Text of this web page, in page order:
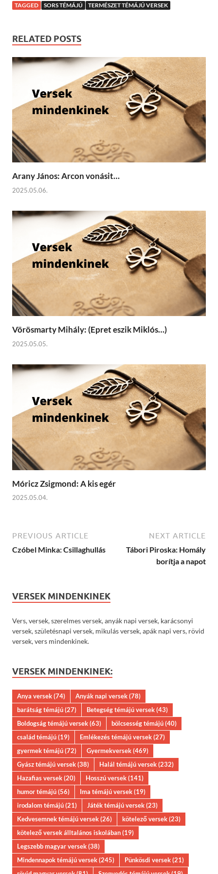
TAGGED SORS TÉMÁJÚ TERMÉSZET TÉMÁJÚ VERSEK
RELATED POSTS
Arany János: Arcon vonásit…
2025.05.06.
Vörösmarty Mihály: (Epret eszik Miklós…)
2025.05.05.
Móricz Zsigmond: A kis egér
2025.05.04.
PREVIOUS ARTICLE
Czóbel Minka: Csillaghullás
NEXT ARTICLE
Tábori Piroska: Homály
borítja a napot
VERSEK MINDENKINEK
Vers, versek, szerelmes versek, anyák napi versek, karácsonyi
versek, születésnapi versek, mikulás versek, apák napi vers, rövid
versek, vers mindenkinek.
VERSEK MINDENKINEK:
Anya versek(74) Anyák napi versek(78)
barátság témájú(27) Betegség témájú versek(43)
Boldogság témájú versek(63) bölcsesség témájú(40)
család témájú(19) Emlékezés témájú versek(27)
gyermek témájú(72) Gyermekversek(469)
Gyász témájú versek(38) Halál témájú versek(232)
Hazafias versek(20) Hosszú versek(141)
humor témájú(56) Ima témájú versek(19)
irodalom témájú(21) Játék témájú versek(23)
Kedvesemnek témájú versek(26) kötelező versek(23)
kötelező versek álltalános iskolában(19)
Legszebb magyar versek(38)
Mindennapok témájú versek(245) Pünkösdi versek(21)